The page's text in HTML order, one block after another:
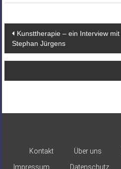
Kunsttherapie – ein Interview
Stephan Jürgens
Kontakt Über uns
Impressum
Datenschutz